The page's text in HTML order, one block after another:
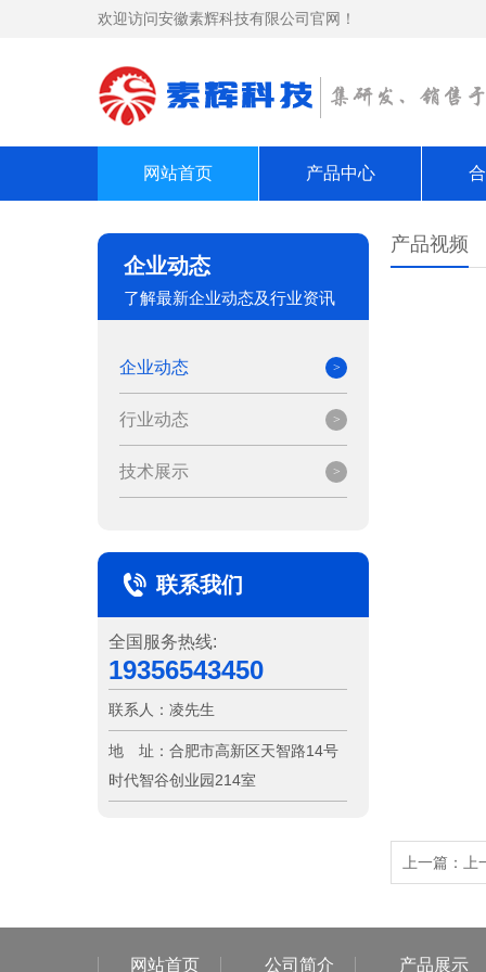
欢迎访问安徽素辉科技有限公司官网！
网站首页 产品中心
企业动态
了解最新企业动态及行业资讯
企业动态
行业动态
技术展示
联系我们
全国服务热线:
19356543450
联系人： 凌先生
地 址： 合肥市高新区天智路14号
时代智谷创业园214室
产品视频
上一篇：
网站首页 公司简介 产品展示